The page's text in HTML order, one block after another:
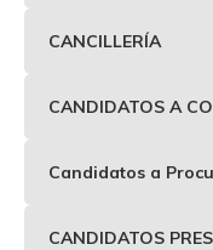
CANCILLERÍA
CANDIDATOS A
Candidatos a
CANDIDATOS